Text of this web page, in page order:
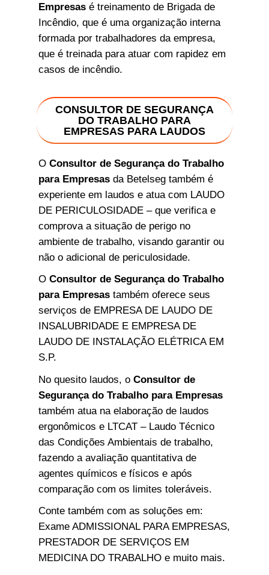
Empresas é treinamento de Brigada de
Incêndio, que é uma organização interna
formada por trabalhadores da empresa,
que é treinada para atuar com rapidez em
casos de incêndio.
CONSULTOR DE SEGURANÇA
DO TRABALHO PARA
EMPRESAS PARA LAUDOS
OConsultor de Segurança do Trabalho
para Empresas da Betelseg também é
experiente em laudos e atua com LAUDO
DE PERICULOSIDADE – que verifica e
comprova a situação de perigo no
ambiente de trabalho, visando garantir ou
não o adicional de periculosidade.
OConsultor de Segurança do Trabalho
para Empresas também oferece seus
serviços de EMPRESA DE LAUDO DE
INSALUBRIDADE E EMPRESA DE
LAUDO DE INSTALAÇÃO ELÉTRICA EM
S.P.
No quesito laudos, oConsultor de
Segurança do Trabalho para Empresas
também atua na elaboração de laudos
ergonômicos e LTCAT – Laudo Técnico
das Condições Ambientais de trabalho,
fazendo a avaliação quantitativa de
agentes químicos e físicos e após
comparação com os limites toleráveis.
Conte também com as soluções em:
Exame ADMISSIONAL PARA EMPRESAS,
PRESTADOR DE SERVIÇOS EM
MEDICINA DO TRABALHO e muito mais.